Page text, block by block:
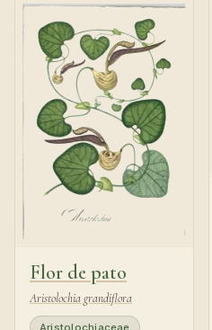
Flor de pato
Aristolochia grandiflora
Aristolochiaceae